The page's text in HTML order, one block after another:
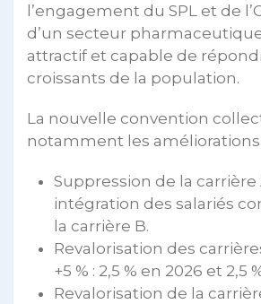
l’engagement du SPL et de
d’un secteur
attractif et capable de
croissants de la population.
La nouvelle convention
notamment les améliorations
Suppression de la carrière
intégration des salariés
la carrière B.
Revalorisation des
+5 % : 2,5 % en 2026 et 2,5
Revalorisation de la